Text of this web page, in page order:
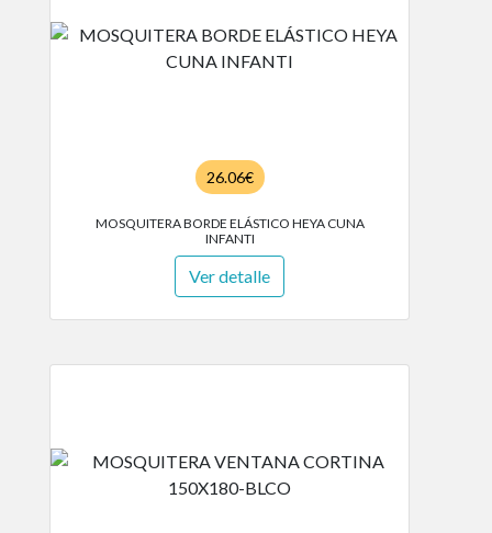
26.06€
MOSQUITERA BORDE ELÁSTICO HEYA CUNA
INFANTI
Ver detalle